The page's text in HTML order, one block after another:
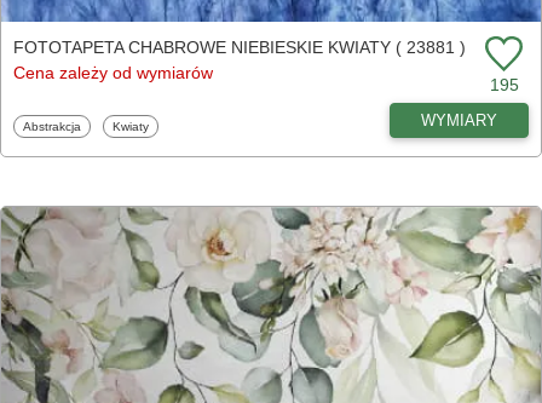
FOTOTAPETA CHABROWE NIEBIESKIE KWIATY ( 23881 )
Cena zależy od wymiarów
195
Fototapety
Abstrakcja Fototapety
Kwiaty WYMIARY